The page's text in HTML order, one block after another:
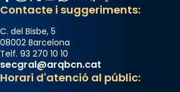
Contacte i suggeriments:
C. del Bisbe, 5
08002 Barcelona
Telf. 93 270 10 10
secgral@arqbcn.cat
Horari d'atenció al públic: